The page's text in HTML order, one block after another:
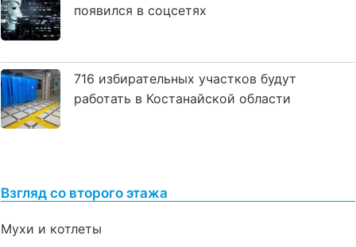
появился в соцсетях
716 избирательных участков будут
работать в Костанайской области
Взгляд со второго этажа
Мухи и котлеты